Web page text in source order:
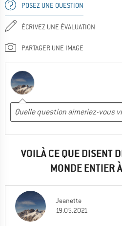
POSEZ UNE QUESTION
ÉCRIVEZ UNE ÉVALUATION
PARTAGER UNE IMAGE
VOILÀ CE QUE DISENT
MONDE ENTIER
Jeanette
19.05.2021